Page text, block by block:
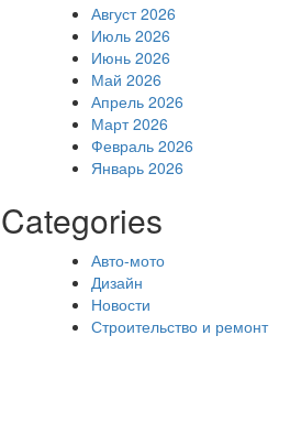
Август 2026
Июль 2026
Июнь 2026
Май 2026
Апрель 2026
Март 2026
Февраль 2026
Январь 2026
Categories
Авто-мото
Дизайн
Новости
Строительство и ремонт